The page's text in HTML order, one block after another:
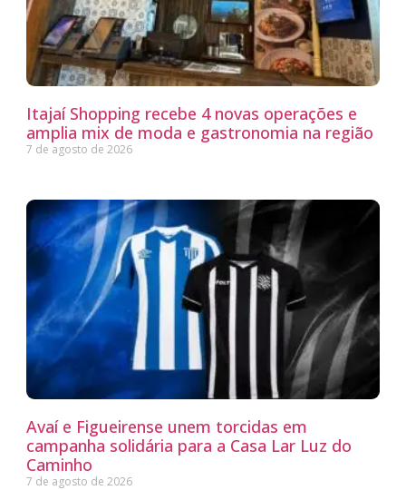
Itajaí Shopping recebe 4 novas operações e
amplia mix de moda e gastronomia na região
7 de agosto de 2026
Avaí e Figueirense unem torcidas em
campanha solidária para a Casa Lar Luz do
Caminho
7 de agosto de 2026